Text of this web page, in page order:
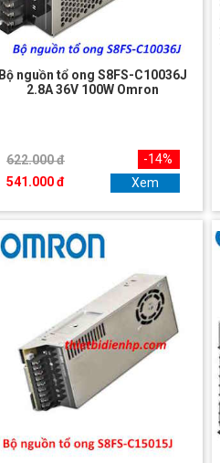
Bộ nguồn tổ ong S8FS-C10036J
2.8A 36V 100W Omron
622.000 đ
541.000 đ
-14%
Xem